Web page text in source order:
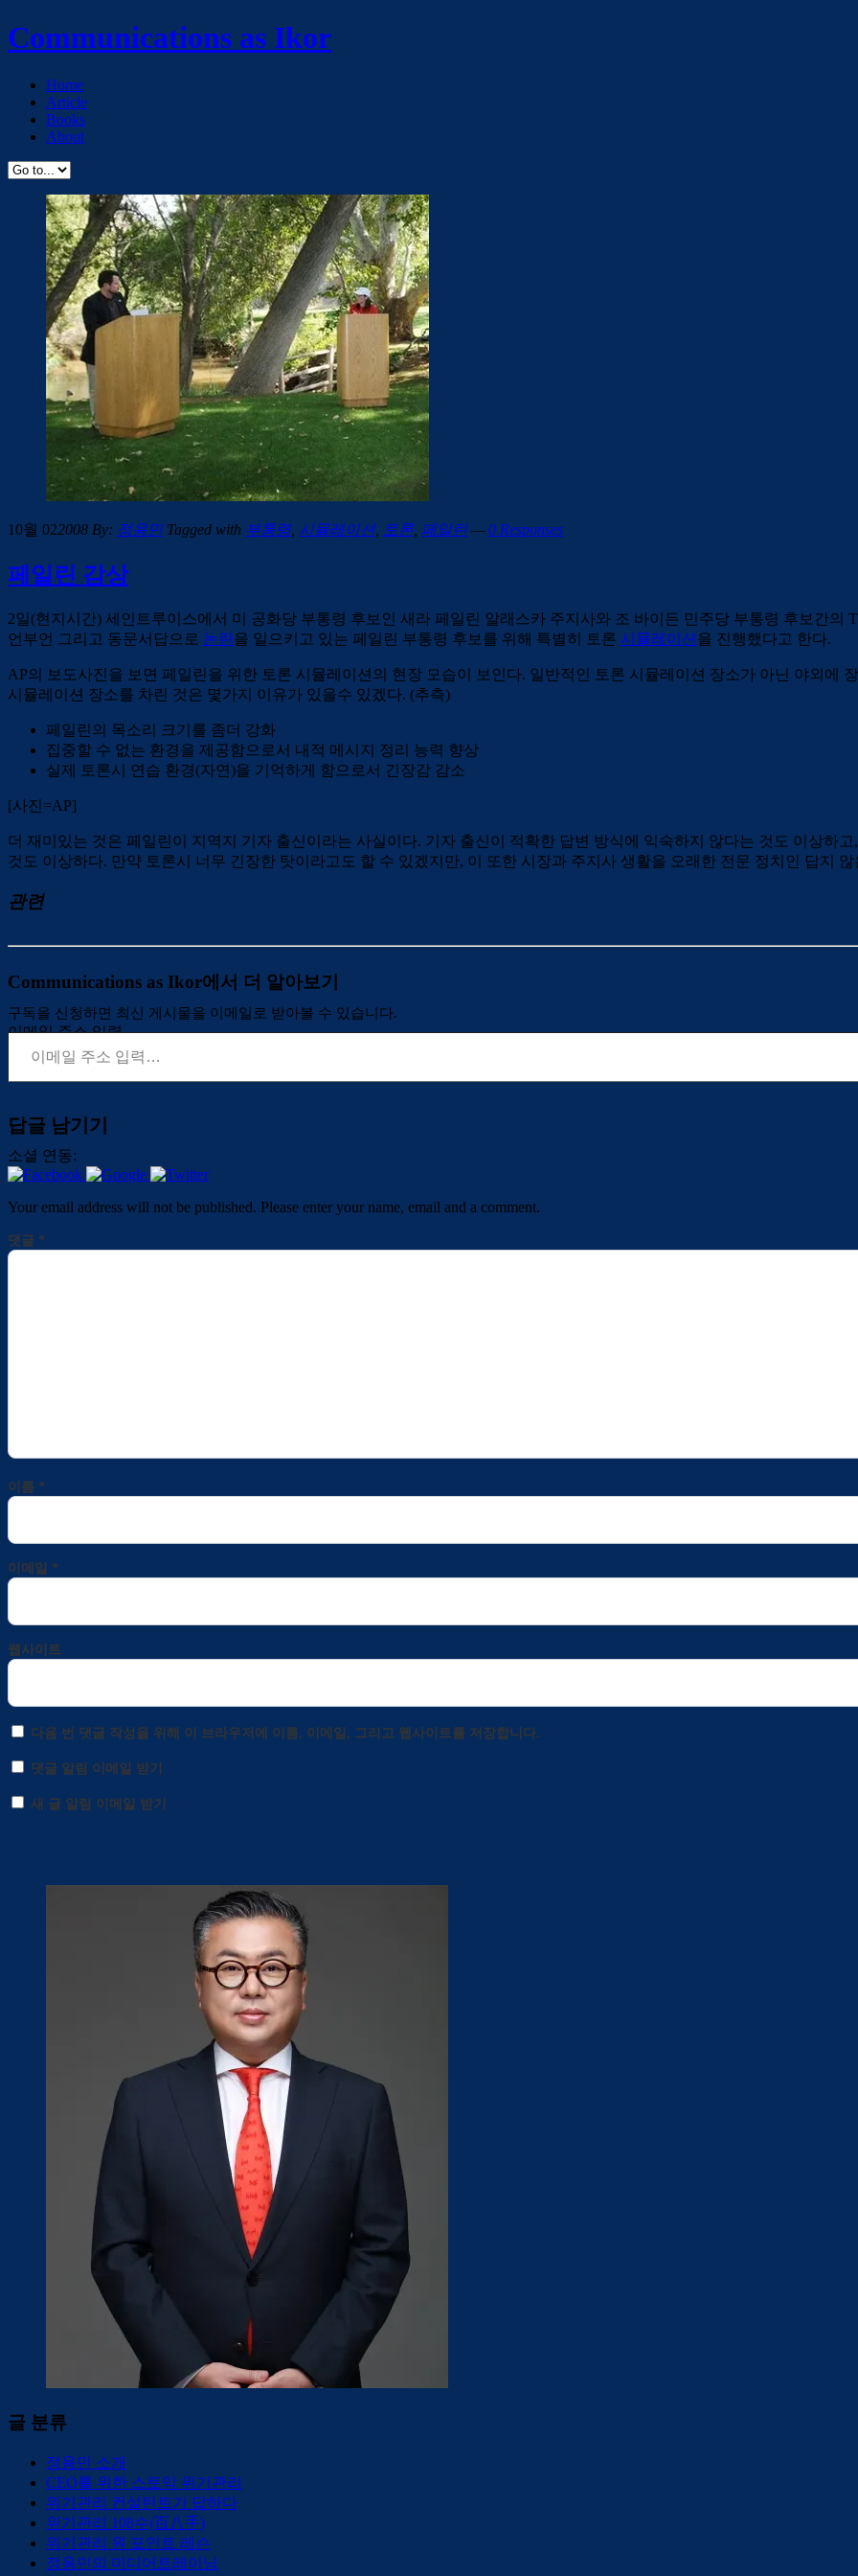
Communications as Ikor
Home
Article
Books
About
10월 022008 By: 정용민Tagged with 부통령, 시뮬레이션, 토론 페일린— 0 Responses
페일린 감상
2일(현지시간) 세인트루이스에서 미 공화당 부통령 후보인 새라 페일린 알래스카 주지사와 조 바이든 민주당 부통령 후보간
언부언 그리고 동문서답으로 논란을 일으키고 있는 페일린 부통령 후보를 위해 특별히 토론 시뮬레이션 을 진행했다고 한다.
AP의 보도사진을 보면 페일린을 위한 토론 시뮬레이션의 현장 모습이 보인다. 일반적인 토론 시뮬레이션 장소가 아닌 야외에
시뮬레이션 장소를 차린 것은 몇가지 이유가 있을수 있겠다. (추측)
페일린의 목소리 크기를 좀더 강화
집중할 수 없는 환경을 제공함으로서 내적 메시지 정리 능력 향상
실제 토론시 연습 환경(자연)을 기억하게 함으로서 긴장감 감소
[사진=AP]
더 재미있는 것은 페일린이 지역지 기자 출신이라는 사실이다. 기자 출신이 적확한 답변 방식에 익숙하지 않다는 것도 이상하
것도 이상하다. 만약 토론시 너무 긴장한 탓이라고도 할 수 있겠지만, 이 또한 시장과 주지사 생활을 오래한 전문 정치인 답지
관련
Communications as Ikor에서 더 알아보기
구독을 신청하면 최신 게시물을 이메일로 받아볼 수 있습니다.
이메일 주소 입력…
답글 남기기
소셜 연동:
Your email address will not be published. Please enter your name, email and a comment.
댓글 *
이름 *
이메일 *
웹사이트
다음 번 댓글 작성을 위해 이 브라우저에 이름, 이메일, 그리고 웹사이트를 저장합니다.
댓글 알림 이메일 받기
새 글 알림 이메일 받기
글 분류
정용민 소개
CEO를 위한 스토익 위기관리
위기관리 컨설턴트가 답하다
위기관리 108수(百八手)
위기관리 원 포인트 레슨
정용민의 미디어트레이닝